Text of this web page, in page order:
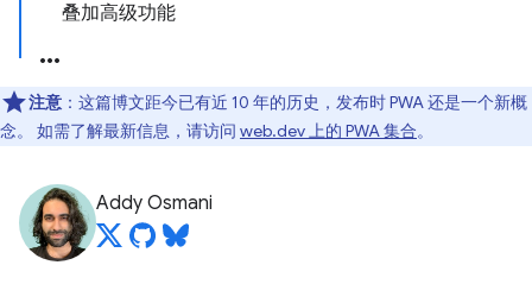
叠加高级功能
注意 ：这篇博文距今已有近 10 年的历史，发布时 PWA 还是一个新概
念。 如需了解最新信息，请访问 web.dev 上的 PWA 集合。
Addy Osmani